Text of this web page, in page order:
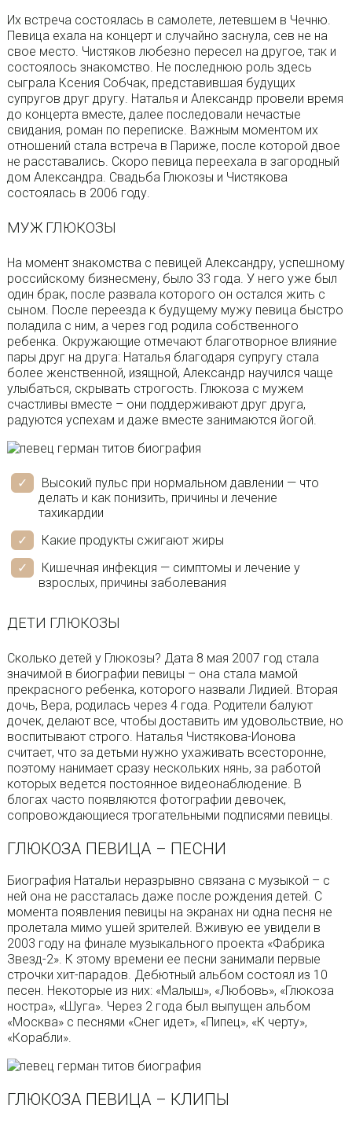
Их встреча состоялась в самолете, летевшем в Чечню.
Певица ехала на концерт и случайно заснула, сев не на
свое место. Чистяков любезно пересел на другое, так и
состоялось знакомство. Не последнюю роль здесь
сыграла Ксения Собчак, представившая будущих
супругов друг другу. Наталья и Александр провели время
до концерта вместе, далее последовали нечастые
свидания, роман по переписке. Важным моментом их
отношений стала встреча в Париже, после которой двое
не расставались. Скоро певица переехала в загородный
дом Александра. Свадьба Глюкозы и Чистякова
состоялась в 2006 году.
МУЖ ГЛЮКОЗЫ
На момент знакомства с певицей Александру, успешному
российскому бизнесмену, было 33 года. У него уже был
один брак, после развала которого он остался жить с
сыном. После переезда к будущему мужу певица быстро
поладила с ним, а через год родила собственного
ребенка. Окружающие отмечают благотворное влияние
пары друг на друга: Наталья благодаря супругу стала
более женственной, изящной, Александр научился чаще
улыбаться, скрывать строгость. Глюкоза с мужем
счастливы вместе – они поддерживают друг друга,
радуются успехам и даже вместе занимаются йогой.
Высокий пульс при нормальном давлении — что
делать и как понизить, причины и лечение
тахикардии
Какие продукты сжигают жиры
Кишечная инфекция — симптомы и лечение у
взрослых, причины заболевания
ДЕТИ ГЛЮКОЗЫ
Сколько детей у Глюкозы? Дата 8 мая 2007 год стала
значимой в биографии певицы – она стала мамой
прекрасного ребенка, которого назвали Лидией. Вторая
дочь, Вера, родилась через 4 года. Родители балуют
дочек, делают все, чтобы доставить им удовольствие, но
воспитывают строго. Наталья Чистякова-Ионова
считает, что за детьми нужно ухаживать всесторонне,
поэтому нанимает сразу нескольких нянь, за работой
которых ведется постоянное видеонаблюдение. В
блогах часто появляются фотографии девочек,
сопровождающиеся трогательными подписями певицы.
ГЛЮКОЗА ПЕВИЦА – ПЕСНИ
Биография Натальи неразрывно связана с музыкой – с
ней она не рассталась даже после рождения детей. С
момента появления певицы на экранах ни одна песня не
пролетала мимо ушей зрителей. Вживую ее увидели в
2003 году на финале музыкального проекта «Фабрика
Звезд-2». К этому времени ее песни занимали первые
строчки хит-парадов. Дебютный альбом состоял из 10
песен. Некоторые из них: «Малыш», «Любовь», «Глюкоза
ностра», «Шуга». Через 2 года был выпущен альбом
«Москва» с песнями «Снег идет», «Пипец», «К черту»,
«Корабли».
ГЛЮКОЗА ПЕВИЦА – КЛИПЫ